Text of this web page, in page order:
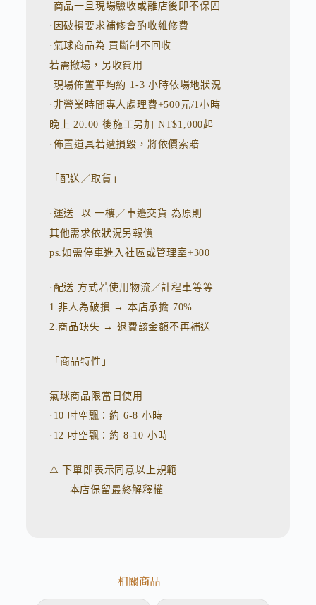
·商品一旦現場驗收或離店後即不保固
·因破損要求補修會酌收維修費
·氣球商品為 買斷制不回收
若需撤場，另收費用
·現場佈置平均約 1-3 小時依場地狀況
·非營業時間專人處理費+500元/1小時
晚上 20:00 後施工另加 NT$1,000起
·佈置道具若遭損毀，將依價索賠
「配送／取貨」
·運送 以 一樓／車邊交貨 為原則
其他需求依狀況另報價
ps.如需停車進入社區或管理室+300
·配送 方式若使用物流／計程車等等
1.非人為破損 → 本店承擔 70%
2.商品缺失 → 退費該金額不再補送
「商品特性」
氣球商品限當日使用
·10 吋空飄：約 6-8 小時
·12 吋空飄：約 8-10 小時
⚠️ 下單即表示同意以上規範
本店保留最終解釋權
相關商品